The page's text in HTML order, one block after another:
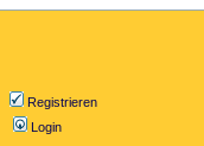
Registrieren
Login